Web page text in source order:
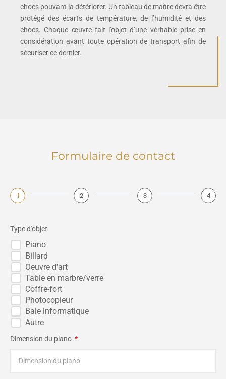
chocs pouvant la détériorer. Un tableau de maître devra être
protégé des écarts de température, de l’humidité et des
chocs. Chaque œuvre fait l’objet d’une véritable prise en
considération avant toute opération de transport afin de
sécuriser ce dernier.
Formulaire de contact
1 2 3 4
Type d'objet
Piano
Billard
Oeuvre d'art
Table en marbre/verre
Coffre-fort
Photocopieur
Baie informatique
Autre
Dimension du piano